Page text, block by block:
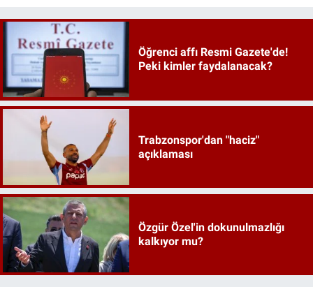
Öğrenci affı Resmi Gazete'de!
Peki kimler faydalanacak?
Trabzonspor'dan "haciz"
açıklaması
Özgür Özel'in dokunulmazlığı
kalkıyor mu?